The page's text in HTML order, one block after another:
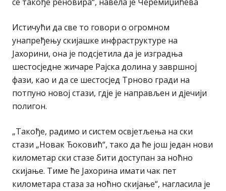
се такође реновира“, навела је Черемиџићева
Истичући да све то говори о огромном
унапређењу скијашке инфраструктуре на
Јахорини, она је подсјетила да је изградња
шестосједне жичаре Рајска долина у завршној
фази, као и да се шестосјед Трново гради на
потпуно новој стази, гдје је направљен и дјечији
полигон.
„Такође, радимо и систем освјетљења на ски
стази „Новак Ђоковић“, тако да ће још један нови
километар ски стазе бити доступан за ноћно
скијање. Тиме ће Јахорина имати чак пет
километара стаза за ноћно скијање“, нагласила је